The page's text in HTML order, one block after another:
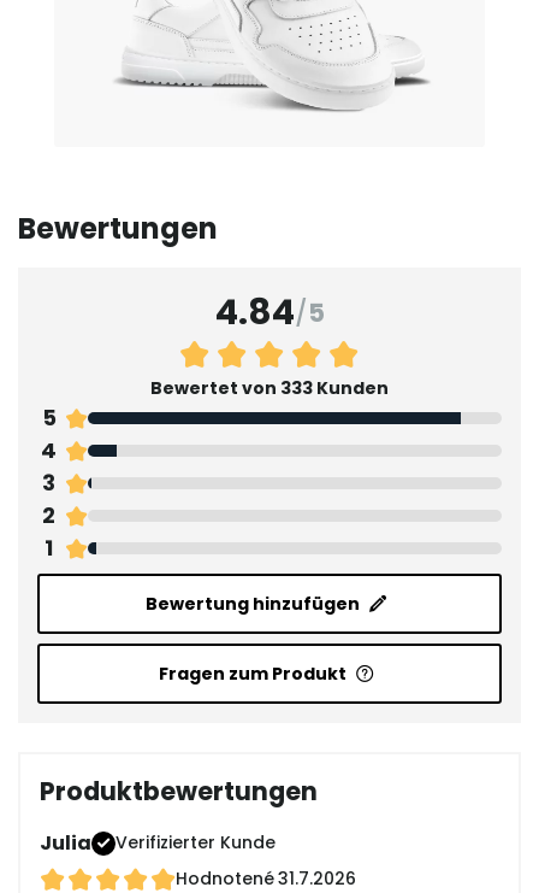
Bewertungen
4.84/5
Bewertet von 333 Kunden
5
4
3
2
1
Bewertung hinzufügen
Fragen zum Produkt
Produktbewertungen
Julia
Verifizierter Kunde
Hodnotené31.7.2026